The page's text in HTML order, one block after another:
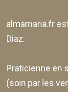
almamaria.fr
Diaz.
Praticienne en
(soin par les